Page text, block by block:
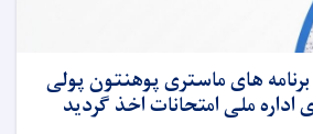
های ماستری پوهنتون پولی
ملی امتحانات اخذ گردید